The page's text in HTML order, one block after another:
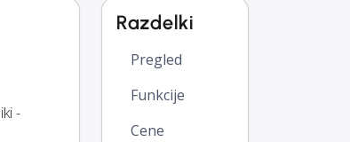
-
Razdelki
Pregled
Funkcije
Cene